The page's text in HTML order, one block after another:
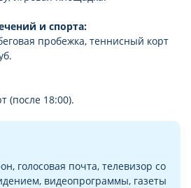
и спорта:
пробежка, теннисный корт
(после 18:00).
голосовая почта, телевизор со
видеопрограммы, газеты